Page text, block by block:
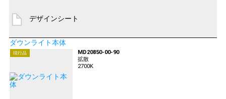
デザインシート
ダウンライト本体
現行品
MD20850-00-90
拡散
2700K